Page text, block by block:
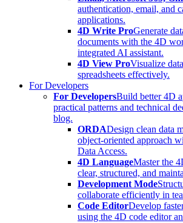
authentication, email, and
applications.
4D Write ProGenerate
documents with the 4D
integrated AI assistant.
4D View ProVisualize
spreadsheets effectively.
For Developers
For DevelopersBuild better 4D
practical patterns and technical
blog.
ORDADesign clean data
object-oriented approach
Data Access.
4D LanguageMaster the
clear, structured, and
Development Mode
collaborate efficiently in
Code EditorDevelop
using the 4D code editor